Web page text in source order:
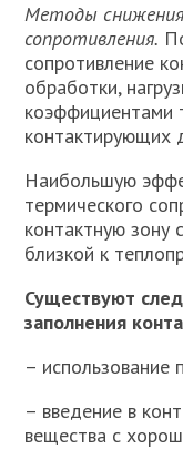
Методы
сопротивления.
сопротивление
обработки,
коэффициентами
контактирующих
Наибольшую
термического
контактную зону
близкой к
Существуют
заполнения
– использование
– введение в
вещества с